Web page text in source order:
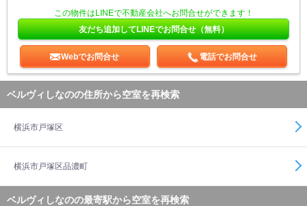
この物件はLINEで不動産会社へお問合せができます！
友だち追加してLINEでお問合せ（無料）
Webでお問合せ 電話でお問合せ
ベルヴィしなのの住所から空室を再検索
横浜市戸塚区
横浜市戸塚区品濃町
ベルヴィしなのの最寄駅から空室を再検索